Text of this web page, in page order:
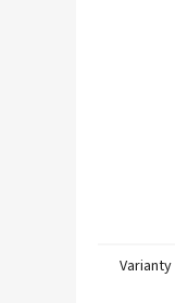
Varianty